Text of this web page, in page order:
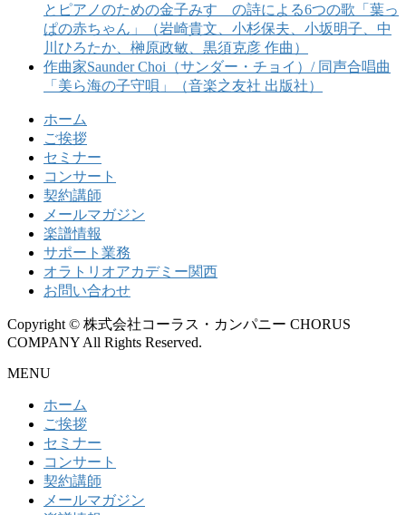
とピアノのための金子みすゞの詩による6つの歌「葉っ
ぱの赤ちゃん」（岩崎貴文、小杉保夫、小坂明子、中
川ひろたか、榊原政敏、黒須克彦 作曲）
作曲家Saunder Choi（サンダー・チョイ）/ 同声合唱曲
「美ら海の子守唄」（音楽之友社 出版社）
ホーム
ご挨拶
セミナー
コンサート
契約講師
メールマガジン
楽譜情報
サポート業務
オラトリオアカデミー関西
お問い合わせ
Copyright © 株式会社コーラス・カンパニー CHORUS
COMPANY All Rights Reserved.
MENU
ホーム
ご挨拶
セミナー
コンサート
契約講師
メールマガジン